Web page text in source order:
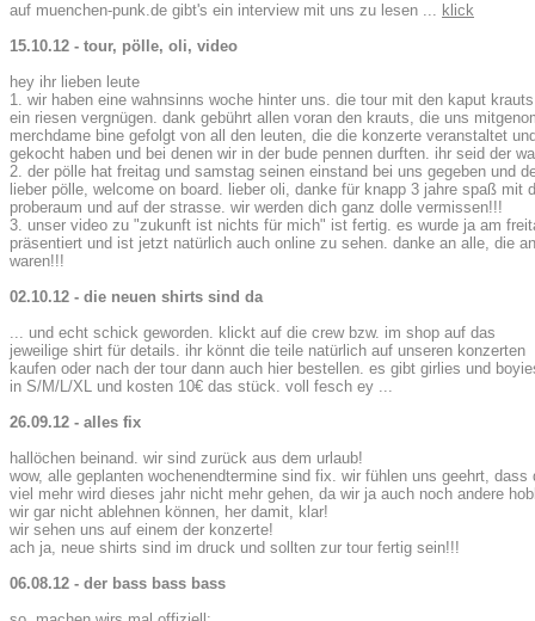
auf muenchen-punk.de gibt's ein interview mit uns zu lesen ... klick
15.10.12 - tour, pölle, oli, video
hey ihr lieben leute
1. wir haben eine wahnsinns woche hinter uns. die tour mit den kaput
ein riesen vergnügen. dank gebührt allen voran den krauts, die uns
merchdame bine gefolgt von all den leuten, die die konzerte veranstaltet
gekocht haben und bei denen wir in der bude pennen durften. ihr seid der
2. der pölle hat freitag und samstag seinen einstand bei uns gegeben und
lieber pölle, welcome on board. lieber oli, danke für knapp 3 jahre spaß mit
proberaum und auf der strasse. wir werden dich ganz dolle vermissen!!!
3. unser video zu "zukunft ist nichts für mich" ist fertig. es wurde ja am
präsentiert und ist jetzt natürlich auch online zu sehen. danke an alle, die
waren!!!
02.10.12 - die neuen shirts sind da
... und echt schick geworden. klickt auf die crew bzw. im shop auf das
jeweilige shirt für details. ihr könnt die teile natürlich auf unseren konzerten
kaufen oder nach der tour dann auch hier bestellen. es gibt girlies und
in S/M/L/XL und kosten 10€ das stück. voll fesch ey ...
26.09.12 - alles fix
hallöchen beinand. wir sind zurück aus dem urlaub!
wow, alle geplanten wochenendtermine sind fix. wir fühlen uns geehrt,
viel mehr wird dieses jahr nicht mehr gehen, da wir ja auch noch andere
wir gar nicht ablehnen können, her damit, klar!
wir sehen uns auf einem der konzerte!
ach ja, neue shirts sind im druck und sollten zur tour fertig sein!!!
06.08.12 - der bass bass bass